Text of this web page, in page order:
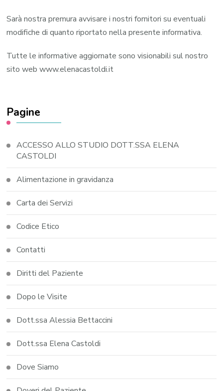
Sarà nostra premura avvisare i nostri fornitori su eventuali
modifiche di quanto riportato nella presente informativa.
Tutte le informative aggiornate sono visionabili sul nostro
sito web www.elenacastoldi.it
Pagine
ACCESSO ALLO STUDIO DOTT.SSA ELENA
CASTOLDI
Alimentazione in gravidanza
Carta dei Servizi
Codice Etico
Contatti
Diritti del Paziente
Dopo le Visite
Dott.ssa Alessia Bettaccini
Dott.ssa Elena Castoldi
Dove Siamo